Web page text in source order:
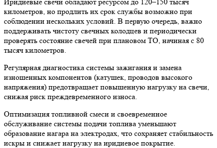
километров, но продлить их срок службы возможно при
соблюдении нескольких условий. В первую очередь, важно
поддерживать чистоту свечных колодцев и периодически
проверять состояние свечей при плановом ТО, начиная с 80
тысяч километров.
Регулярная диагностика системы зажигания и замена
изношенных компонентов (катушек, проводов высокого
напряжения) предотвращает повышенную нагрузку на свечи,
снижая риск преждевременного износа.
Оптимизация топливной смеси и своевременное
обслуживание системы подачи топлива уменьшают
образование нагара на электродах, что сохраняет стабильность
искры и снижает нагрузку на иридиевое покрытие.